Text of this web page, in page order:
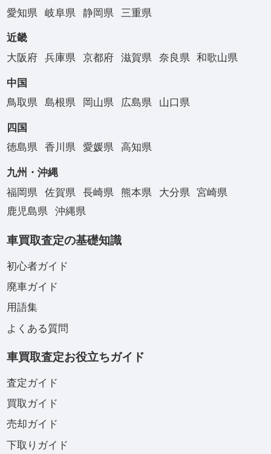
愛知県
岐阜県 静岡県 三重県
近畿
大阪府
兵庫県 京都府 滋賀県 奈良県 和歌山県
中国
鳥取県
島根県 岡山県 広島県 山口県
四国
徳島県
香川県 愛媛県 高知県
九州・沖縄
福岡県
佐賀県 長崎県 熊本県 大分県
宮崎県
鹿児島県
沖縄県
車買取査定の基礎知識
初心者ガイド
廃車ガイド
用語集
よくある質問
車買取査定お役立ちガイド
査定ガイド
買取ガイド
売却ガイド
下取りガイド